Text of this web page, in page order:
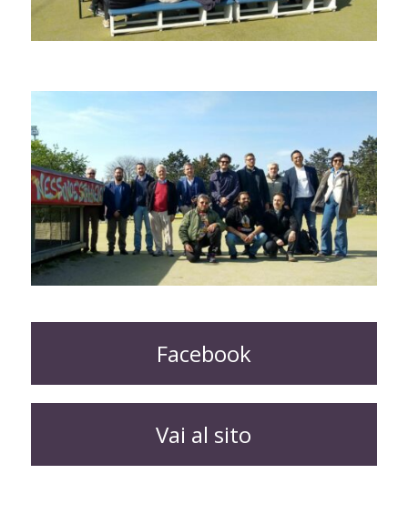
Facebook
Vai al sito